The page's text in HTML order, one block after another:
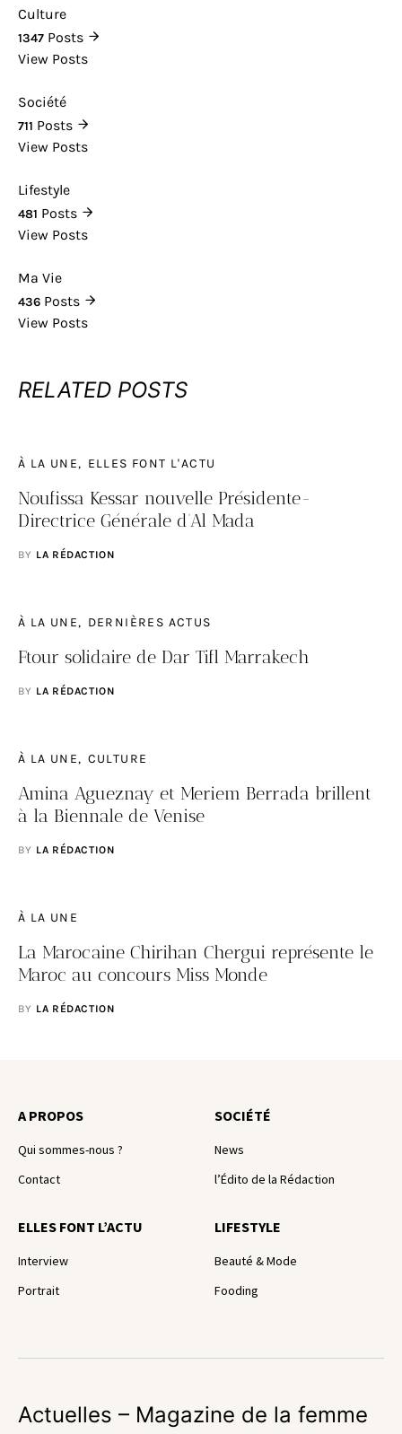
Culture
1347 Posts
View Posts
Société
711 Posts
View Posts
Lifestyle
481 Posts
View Posts
Ma Vie
436 Posts
View Posts
RELATED POSTS
À LA UNE ELLES FONT L'ACTU
Noufissa Kessar nouvelle Présidente-
Directrice Générale d’Al Mada
BY LA RÉDACTION
À LA UNE DERNIÈRES ACTUS
Ftour solidaire de Dar Tifl Marrakech
BY LA RÉDACTION
À LA UNE CULTURE
Amina Agueznay et Meriem Berrada brillent
à la Biennale de Venise
BY LA RÉDACTION
À LA UNE
La Marocaine Chirihan Chergui représente le
Maroc au concours Miss Monde
BY LA RÉDACTION
A PROPOS
Qui sommes-nous ?
Contact
SOCIÉTÉ
News
l’Édito de la Rédaction
ELLES FONT L’ACTU
Interview
Portrait
LIFESTYLE
Beauté & Mode
Fooding
Actuelles – Magazine de la femme